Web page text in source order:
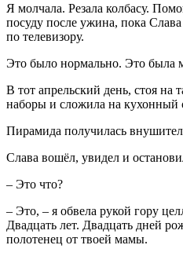
Я молчала. Резала колбасу.
посуду после ужина, пока
по телевизору.
Это было нормально. Это была
В тот апрельский день, стоя на
наборы и сложила на кухонный
Пирамида получилась
Слава вошёл, увидел и
– Это что?
– Это, – я обвела рукой гору
Двадцать лет. Двадцать дней
полотенец от твоей мамы.